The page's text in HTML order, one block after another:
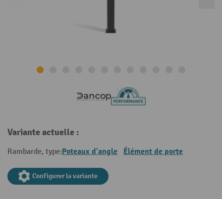
Variante actuelle :
Rambarde, type:Poteaux d'angle Élément de porte
Configurer la variante